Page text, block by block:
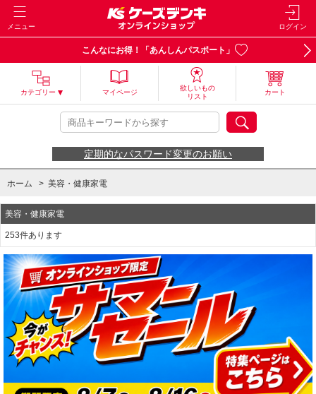
メニュー ログイン
こんなにお得！「あんしんパスポート」
カテゴリー マイページ
欲しいもの
リスト
カート
定期的なパスワード変更のお願い
ホーム > 美容・健康家電
美容・健康家電
253件あります